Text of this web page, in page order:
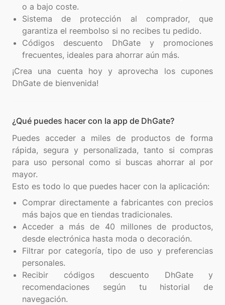
o a bajo coste.
Sistema de protección al comprador, que
garantiza el reembolso si no recibes tu pedido.
Códigos descuento DhGate y promociones
frecuentes, ideales para ahorrar aún más.
¡Crea una cuenta hoy y aprovecha los cupones
¿Qué puedes hacer con la app de DhGate?
Puedes acceder a miles de productos de forma
rápida, segura y personalizada, tanto si compras
para uso personal como si buscas ahorrar al por
mayor.
Comprar directamente a fabricantes con precios
más bajos que en tiendas tradicionales.
Acceder a más de 40 millones de productos,
desde electrónica hasta moda o decoración.
Filtrar por categoría, tipo de uso y preferencias
personales.
Recibir códigos descuento DhGate y
recomendaciones según tu historial de
navegación.